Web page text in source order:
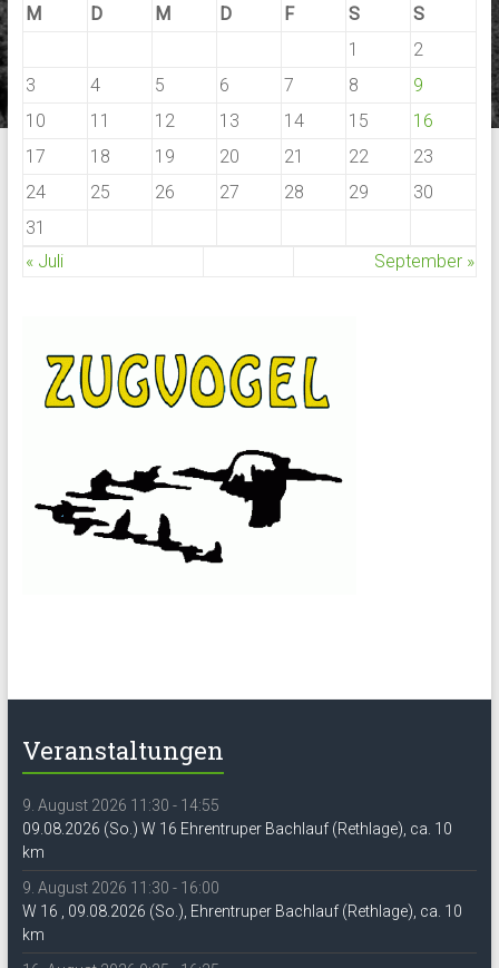
M
D M D F S
S
1
2
3
4 5 6 7 8
9
10
11 12 13 14 15
16
17
18 19 20 21 22
23
24
25 26 27 28 29
30
31
« Juli
September »
Veranstaltungen
9. August 2026 11:30 - 14:55
09.08.2026 (So.) W 16 Ehrentruper Bachlauf (Rethlage), ca. 10
km
9. August 2026 11:30 - 16:00
W 16 , 09.08.2026 (So.), Ehrentruper Bachlauf (Rethlage), ca. 10
km